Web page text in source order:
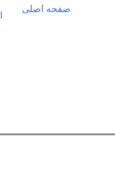
صفحه اصلی